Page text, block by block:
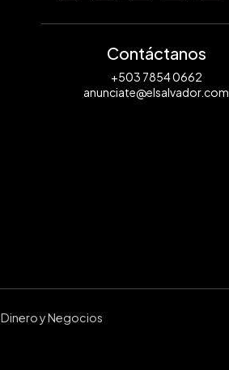
Contáctanos
+503 7854 0662
anunciate@elsalvador.com
Dinero y Negocios